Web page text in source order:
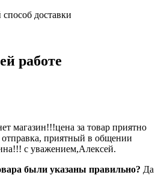
доставки
работе
магазин!!!цена за товар приятно
приятный в общении
с уважением,Алексей.
были указаны правильно? Да